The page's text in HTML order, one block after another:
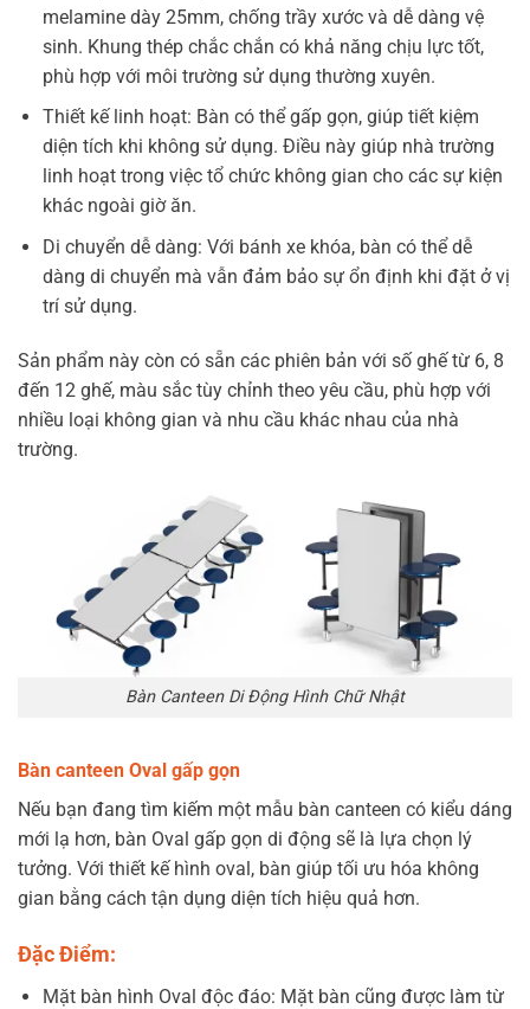
melamine dày 25mm, chống trầy xước và dễ dàng vệ
sinh. Khung thép chắc chắn có khả năng chịu lực tốt,
phù hợp với môi trường sử dụng thường xuyên.
Thiết kế linh hoạt: Bàn có thể gấp gọn, giúp tiết kiệm
diện tích khi không sử dụng. Điều này giúp nhà trường
linh hoạt trong việc tổ chức không gian cho các sự kiện
khác ngoài giờ ăn.
Di chuyển dễ dàng: Với bánh xe khóa, bàn có thể dễ
dàng di chuyển mà vẫn đảm bảo sự ổn định khi đặt ở vị
trí sử dụng.
Sản phẩm này còn có sẵn các phiên bản với số ghế từ 6, 8
đến 12 ghế, màu sắc tùy chỉnh theo yêu cầu, phù hợp với
nhiều loại không gian và nhu cầu khác nhau của nhà
trường.
Bàn Canteen Di Động Hình Chữ Nhật
Bàn canteen Oval gấp gọn
Nếu bạn đang tìm kiếm một mẫu bàn canteen có kiểu dáng
mới lạ hơn, bàn Oval gấp gọn di động sẽ là lựa chọn lý
tưởng. Với thiết kế hình oval, bàn giúp tối ưu hóa không
gian bằng cách tận dụng diện tích hiệu quả hơn.
Đặc Điểm:
Mặt bàn hình Oval độc đáo: Mặt bàn cũng được làm từ